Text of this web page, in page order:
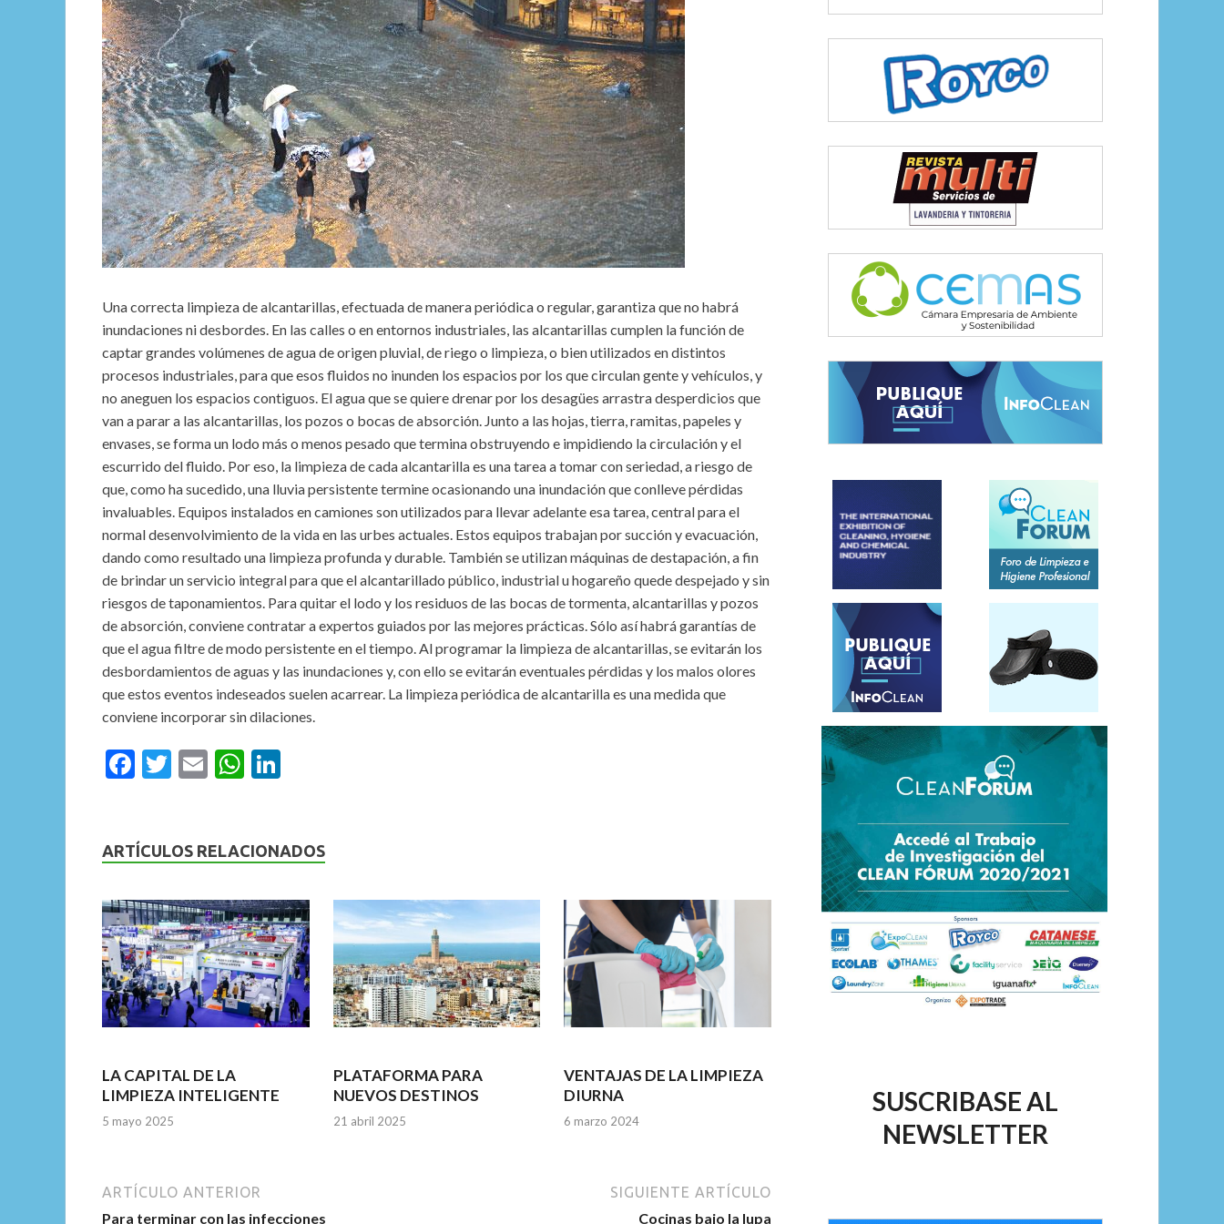
Una correcta limpieza de alcantarillas, efectuada de manera periódica o regular, garantiza que no habrá
inundaciones ni desbordes. En las calles o en entornos industriales, las alcantarillas cumplen la función de
captar grandes volúmenes de agua de origen pluvial, de riego o limpieza, o bien utilizados en distintos
procesos industriales, para que esos fluidos no inunden los espacios por los que circulan gente y vehículos, y
no aneguen los espacios contiguos. El agua que se quiere drenar por los desagües arrastra desperdicios que
van a parar a las alcantarillas, los pozos o bocas de absorción. Junto a las hojas, tierra, ramitas, papeles y
envases, se forma un lodo más o menos pesado que termina obstruyendo e impidiendo la circulación y el
escurrido del fluido. Por eso, la limpieza de cada alcantarilla es una tarea a tomar con seriedad, a riesgo de
que, como ha sucedido, una lluvia persistente termine ocasionando una inundación que conlleve pérdidas
invaluables. Equipos instalados en camiones son utilizados para llevar adelante esa tarea, central para el
normal desenvolvimiento de la vida en las urbes actuales. Estos equipos trabajan por succión y evacuación,
dando como resultado una limpieza profunda y durable. También se utilizan máquinas de destapación, a fin
de brindar un servicio integral para que el alcantarillado público, industrial u hogareño quede despejado y sin
riesgos de taponamientos. Para quitar el lodo y los residuos de las bocas de tormenta, alcantarillas y pozos
de absorción, conviene contratar a expertos guiados por las mejores prácticas. Sólo así habrá garantías de
que el agua filtre de modo persistente en el tiempo. Al programar la limpieza de alcantarillas, se evitarán los
desbordamientos de aguas y las inundaciones y, con ello se evitarán eventuales pérdidas y los malos olores
que estos eventos indeseados suelen acarrear. La limpieza periódica de alcantarilla es una medida que
conviene incorporar sin dilaciones.
F
b
o
k
T
er
E
l
W
s
p
p
dI
ARTÍCULOS RELACIONADOS
LA CAPITAL DE LA
LIMPIEZA INTELIGENTE
5 mayo 2025
PLATAFORMA PARA
NUEVOS DESTINOS
21 abril 2025
VENTAJAS DE LA LIMPIEZA
DIURNA
6 marzo 2024
ARTÍCULO ANTERIOR
Para terminar con las infecciones
SIGUIENTE ARTÍCULO
Cocinas bajo la lupa
SUSCRIBASE AL
NEWSLETTER